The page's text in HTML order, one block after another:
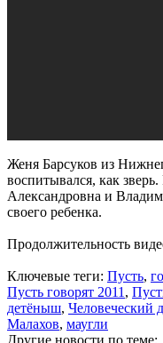
Женя Барсуков из
воспитывался, как
Александровна и
своего ребенка.
Продолжительность
Ключевые теги: Пусть,
Пусть говорят 2011 ,
детёныш, Человеческий
Малахов, маугли
Другие новости по теме: